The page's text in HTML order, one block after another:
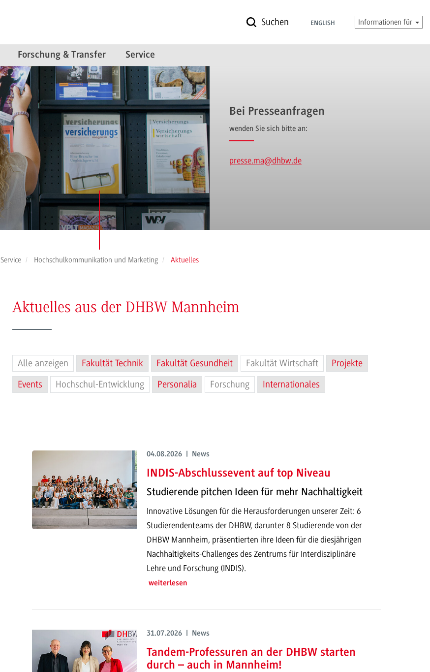
Suchen ENGLISH Informationen für
Forschung & Transfer Service
Bei Presseanfragen
wenden Sie sich bitte an:
presse.ma@dhbw.de
Service Hochschulkommunikation und Marketing Aktuelles
Aktuelles aus der DHBW Mannheim
Alle anzeigen Fakultät Technik Fakultät Gesundheit Fakultät Wirtschaft
Projekte
Events
Hochschul-Entwicklung Personalia Forschung Internationales
04.08.2026 | News
INDIS-Abschlussevent auf top Niveau
Studierende pitchen Ideen für mehr Nachhaltigkeit
Innovative Lösungen für die Herausforderungen unserer Zeit: 6
Studierendenteams der DHBW, darunter 8 Studierende von der
DHBW Mannheim, präsentierten ihre Ideen für die diesjährigen
Nachhaltigkeits-Challenges des Zentrums für Interdisziplinäre
Lehre und Forschung (INDIS).
weiterlesen
31.07.2026 | News
Tandem-Professuren an der DHBW starten
durch – auch in Mannheim!